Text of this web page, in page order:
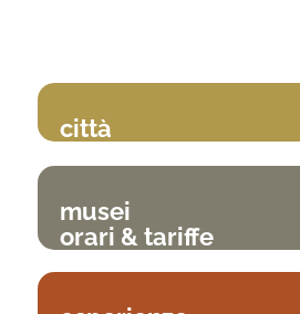
città
musei
orari & tariffe